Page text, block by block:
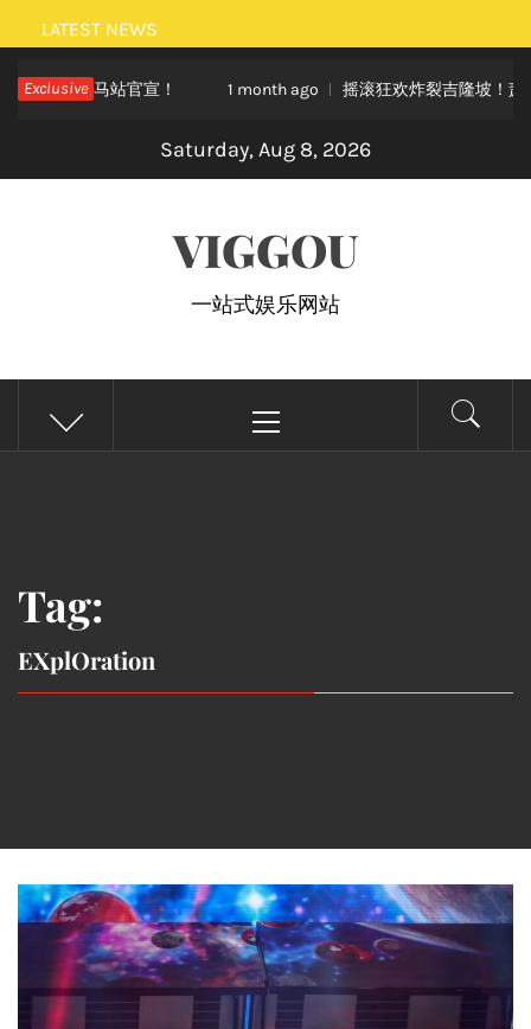
Skip
to
content
LATEST NEWS
Exclusive
界巡演大马站官宣！ 1 month ago 摇滚狂欢炸裂吉隆坡！萧
Saturday, Aug 8, 2026
VIGGOU
一站式娱乐网站
Menu
Tag:
EXplOration